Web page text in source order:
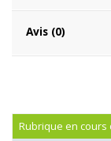
Avis (0)
Rubrique en cours